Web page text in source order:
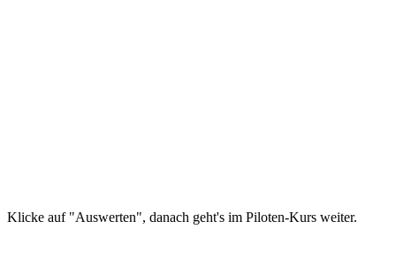
Klicke auf "Auswerten", danach geht's im Piloten-Kurs weiter.